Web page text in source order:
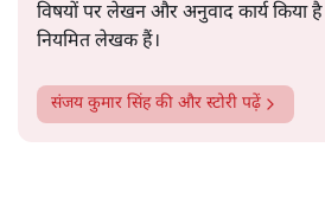
विषयों पर लेखन और अनुवाद कार्य किया
नियमित लेखक हैं।
संजय कुमार सिंहकी और स्टोरी पढ़ें